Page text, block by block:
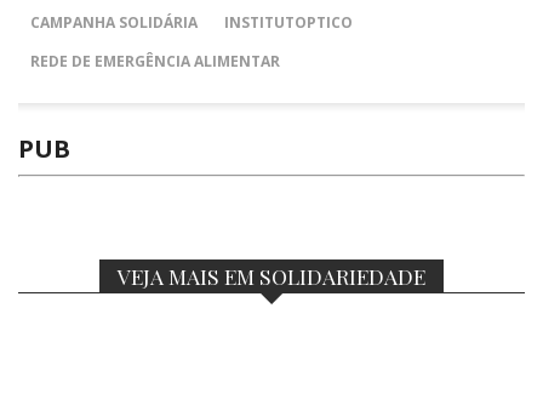
CAMPANHA SOLIDÁRIA
INSTITUTOPTICO
REDE DE EMERGÊNCIA ALIMENTAR
PUB
VEJA MAIS EM SOLIDARIEDADE